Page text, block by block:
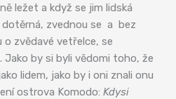
ležet a když se jim lidská
zvednou se a bez
o zvědavé vetřelce, se
Jako by si byli vědomi toho, že
lidem, jako by i oni znali onu
ostrova Komodo:Kdysi